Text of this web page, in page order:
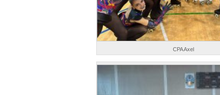
CPA Axel